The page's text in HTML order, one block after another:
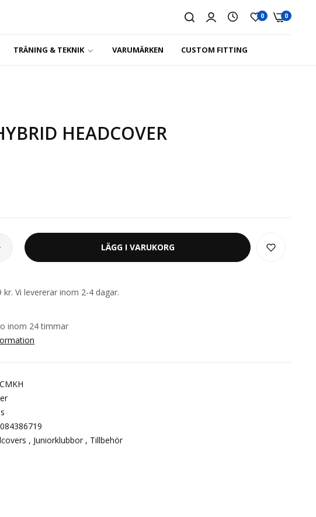
0 0
TRÄNING & TEKNIK VARUMÄRKEN CUSTOM FITTING
HEADCOVER
LÄGG I VARUKORG
Vi levererar inom 2-4 dagar.
inom 24 timmar
, Juniorklubbor , Tillbehör